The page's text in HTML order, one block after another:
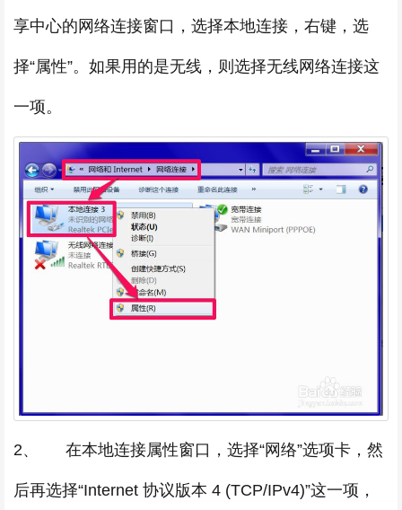
享中心的网络连接窗口，选择本地连接，右键，选
择“属性”。如果用的是无线，则选择无线网络连接这
一项。
2、 在本地连接属性窗口，选择“网络”选项卡，然
后再选择“Internet 协议版本 4 (TCP/IPv4)”这一项，